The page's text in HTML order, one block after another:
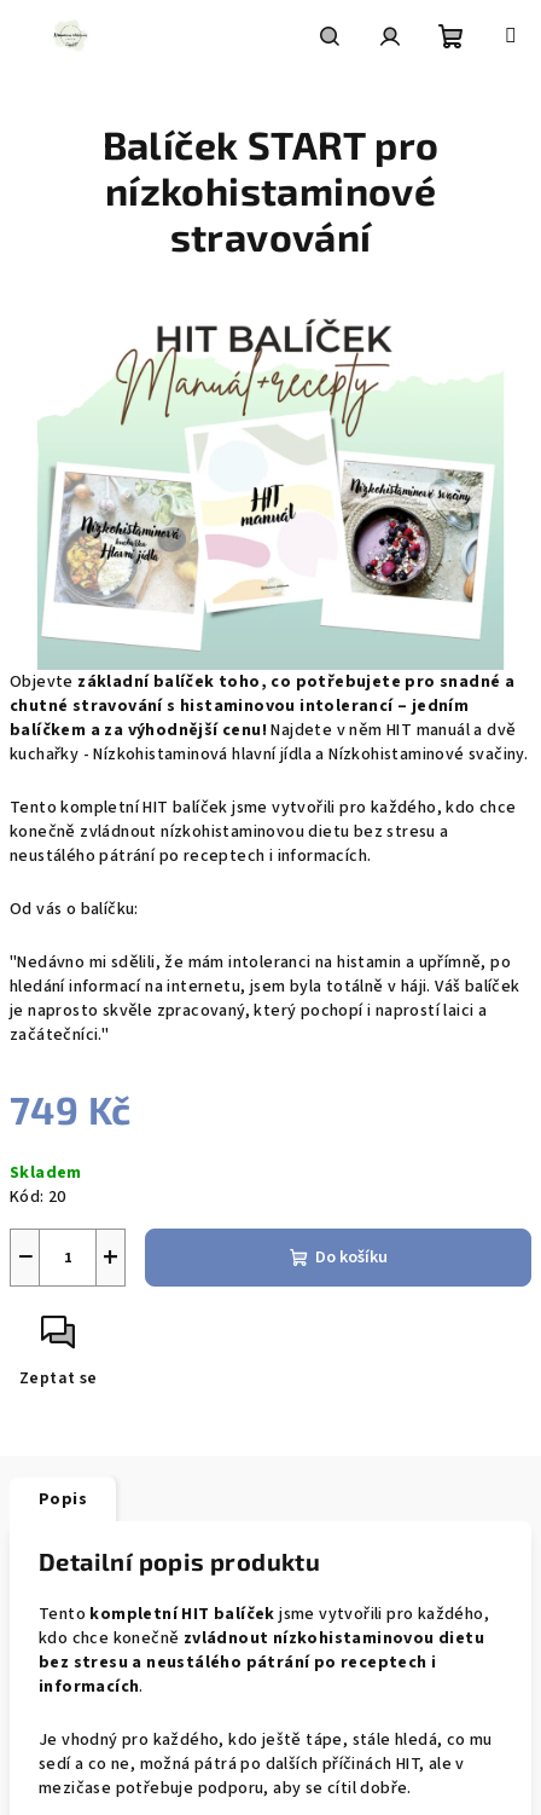
Objevte základní balíček toho, co potřebujete pro snadné a
chutné stravování s histaminovou intolerancí – jedním
balíčkem a za výhodnější cenu!Najdete v něm HIT manuál a dvě
kuchařky - Nízkohistaminová hlavní jídla a Nízkohistaminové svačiny.
Tento kompletní HIT balíček jsme vytvořili pro každého, kdo chce
konečně zvládnout nízkohistaminovou dietu bez stresu a
neustálého pátrání po receptech i informacích.
Od vás o balíčku:
"Nedávno mi sdělili, že mám intoleranci na histamin a upřímně, po
hledání informací na internetu, jsem byla totálně v háji. Váš balíček
je naprosto skvěle zpracovaný, který pochopí i naprostí laici a
začátečníci."
749 Kč
cena:
Skladem
Kód: 20
+
− Do košíku
Zeptat se
Balíček START pro
nízkohistaminové
stravování
Popis
Detailní popis produktu
Tento kompletní HIT balíčekjsme vytvořili pro každého,
kdo chce konečně zvládnout nízkohistaminovou dietu
bez stresu a neustálého pátrání po receptech i
informacích.
Je vhodný pro každého, kdo ještě tápe, stále hledá, co mu
sedí a co ne, možná pátrá po dalších příčinách HIT, ale v
mezičase potřebuje podporu, aby se cítil dobře.